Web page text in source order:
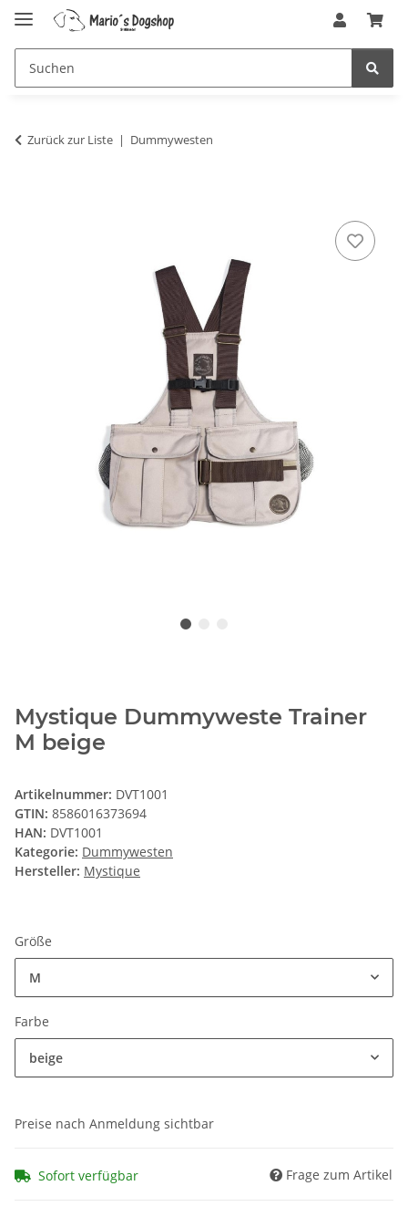
Zurück zur Liste Dummywesten
Mystique Dummyweste Trainer
M beige
Artikelnummer: DVT1001
GTIN: 8586016373694
HAN: DVT1001
Kategorie: Dummywesten
Hersteller: Mystique
Größe
M
Farbe
beige
Preise nach Anmeldung sichtbar
Sofort verfügbar Frage zum Artikel